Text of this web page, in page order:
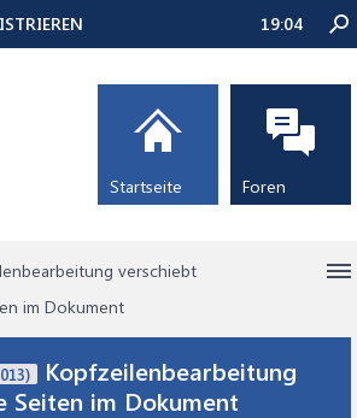
verschiebt
im Dokument
Kopfzeilenbearbeitung
Seiten im Dokument
19:04
Startseite Foren